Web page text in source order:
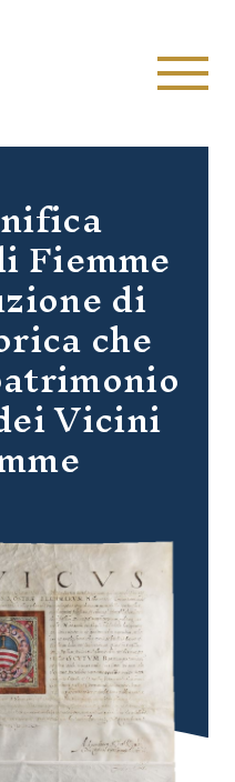
Menu
Fiemme
di
che
Vicini